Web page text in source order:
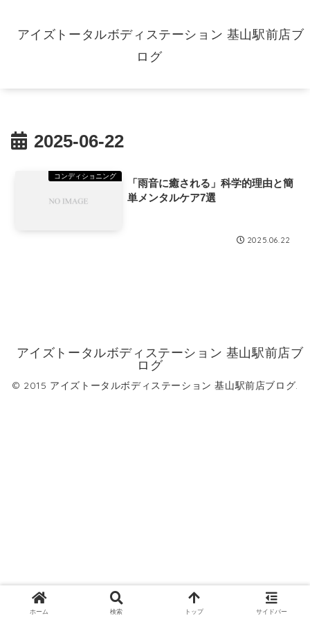
アイズトータルボディステーション 基山駅前店ブ
ログ
2025-06-22
コンディショニング
「雨音に癒される」科学的理由と簡
単メンタルケア7選
2025.06.22
アイズトータルボディステーション 基山駅前店ブ
ログ
© 2015 アイズトータルボディステーション 基山駅前店ブログ.
ホーム 検索 トップ サイドバー